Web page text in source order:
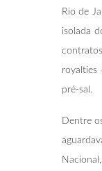
Rio de
isolada
royalties
pré-sal.
Dentre